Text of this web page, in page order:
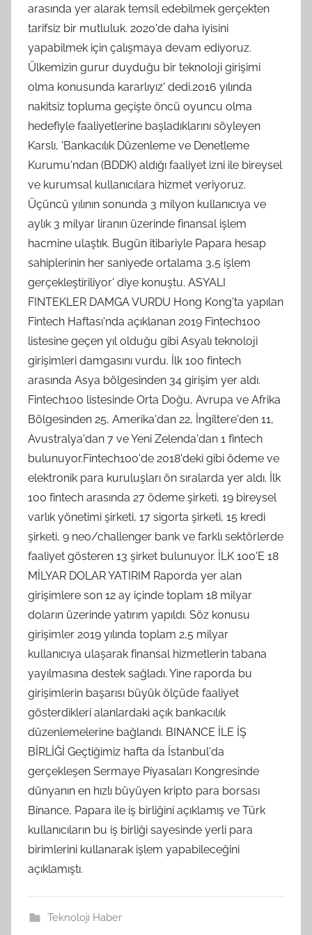
arasında yer alarak temsil edebilmek gerçekten
tarifsiz bir mutluluk. 2020'de daha iyisini
yapabilmek için çalışmaya devam ediyoruz.
Ülkemizin gurur duyduğu bir teknoloji girişimi
olma konusunda kararlıyız' dedi.2016 yılında
nakitsiz topluma geçişte öncü oyuncu olma
hedefiyle faaliyetlerine başladıklarını söyleyen
Karslı, 'Bankacılık Düzenleme ve Denetleme
Kurumu'ndan (BDDK) aldığı faaliyet izni ile bireysel
ve kurumsal kullanıcılara hizmet veriyoruz.
Üçüncü yılının sonunda 3 milyon kullanıcıya ve
aylık 3 milyar liranın üzerinde finansal işlem
hacmine ulaştık. Bugün itibariyle Papara hesap
sahiplerinin her saniyede ortalama 3,5 işlem
gerçekleştiriliyor' diye konuştu. ASYALI
FINTEKLER DAMGA VURDU Hong Kong'ta yapılan
Fintech Haftası'nda açıklanan 2019 Fintech100
listesine geçen yıl olduğu gibi Asyalı teknoloji
girişimleri damgasını vurdu. İlk 100 fintech
arasında Asya bölgesinden 34 girişim yer aldı.
Fintech100 listesinde Orta Doğu, Avrupa ve Afrika
Bölgesinden 25, Amerika'dan 22, İngiltere'den 11,
Avustralya'dan 7 ve Yeni Zelenda'dan 1 fintech
bulunuyor.Fintech100'de 2018'deki gibi ödeme ve
elektronik para kuruluşları ön sıralarda yer aldı. İlk
100 fintech arasında 27 ödeme şirketi, 19 bireysel
varlık yönetimi şirketi, 17 sigorta şirketi, 15 kredi
şirketi, 9 neo/challenger bank ve farklı sektörlerde
faaliyet gösteren 13 şirket bulunuyor. İLK 100'E 18
MİLYAR DOLAR YATIRIM Raporda yer alan
girişimlere son 12 ay içinde toplam 18 milyar
doların üzerinde yatırım yapıldı. Söz konusu
girişimler 2019 yılında toplam 2,5 milyar
kullanıcıya ulaşarak finansal hizmetlerin tabana
yayılmasına destek sağladı. Yine raporda bu
girişimlerin başarısı büyük ölçüde faaliyet
gösterdikleri alanlardaki açık bankacılık
düzenlemelerine bağlandı. BINANCE İLE İŞ
BİRLİĞİ Geçtiğimiz hafta da İstanbul'da
gerçekleşen Sermaye Piyasaları Kongresinde
dünyanın en hızlı büyüyen kripto para borsası
Binance, Papara ile iş birliğini açıklamış ve Türk
kullanıcıların bu iş birliği sayesinde yerli para
birimlerini kullanarak işlem yapabileceğini
açıklamıştı.
Teknoloji Haber